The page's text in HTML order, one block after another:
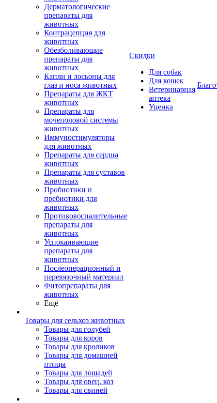
Дерматологические
препараты для
животных
Контрацепция для
животных
Обезболивающие
препараты для
животных
Капли и лосьоны для
глаз и носа животных
Препараты для ЖКТ
животных
Препараты для
мочеполовой системы
животных
Иммуностимуляторы
для животных
Препараты для сердца
животных
Препараты для суставов
животных
Пробиотики и
пребиотики для
животных
Противовоспалительные
препараты для
животных
Успокаивающие
препараты для
животных
Послеоперационный и
перевязочный материал
Фитопрепараты для
животных
Ещё
Товары для сельхоз животных
Товары для голубей
Товары для коров
Товары для кроликов
Товары для домашней
птицы
Товары для лошадей
Товары для овец, коз
Товары для свиней
Скидки
Для собак
Для кошек
Ветеринарная
аптека
Уценка